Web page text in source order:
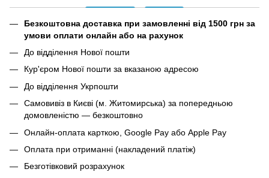
Безкоштовна доставка при замовленні від 1500 грн за
умови оплати онлайн або на рахунок
До відділення Нової пошти
Кур'єром Нової пошти за вказаною адресою
До відділення Укрпошти
Самовивіз в Києві (м. Житомирська) за попередньою
домовленістю — безкоштовно
Онлайн-оплата карткою, Google Pay або Apple Pay
Оплата при отриманні (накладений платіж)
Безготівковий розрахунок